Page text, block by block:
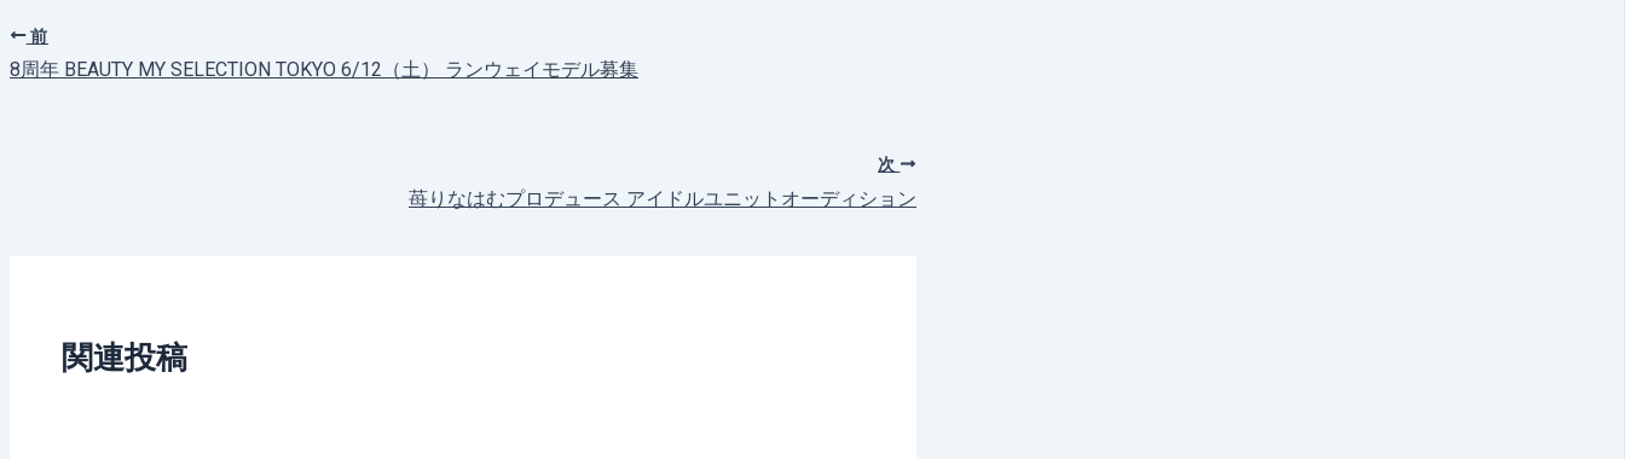
前
8周年 BEAUTY MY SELECTION TOKYO 6/12（土） ランウェイモデル募集
次
苺りなはむプロデュース アイドルユニットオーディション
関連投稿